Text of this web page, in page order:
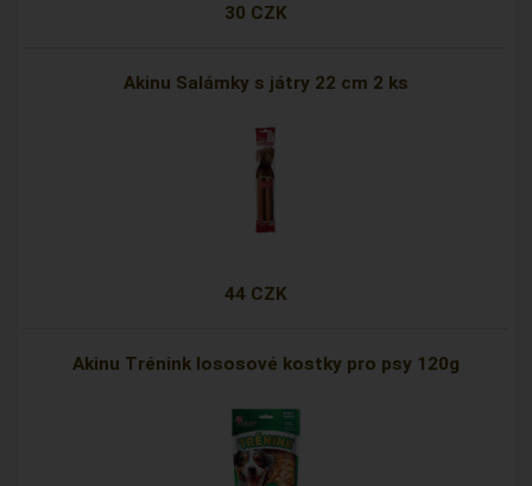
30 CZK
Akinu Salámky s játry 22 cm 2 ks
44 CZK
Akinu Trénink lososové kostky pro psy 120g